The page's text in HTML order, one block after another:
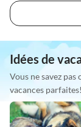
Idées de
Vous ne savez pas
vacances parfaites!